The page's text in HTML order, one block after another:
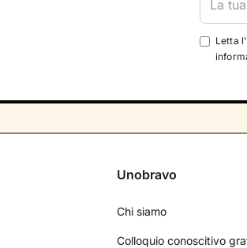
Letta l'
Unobravo
Chi siamo
Colloquio conoscitivo